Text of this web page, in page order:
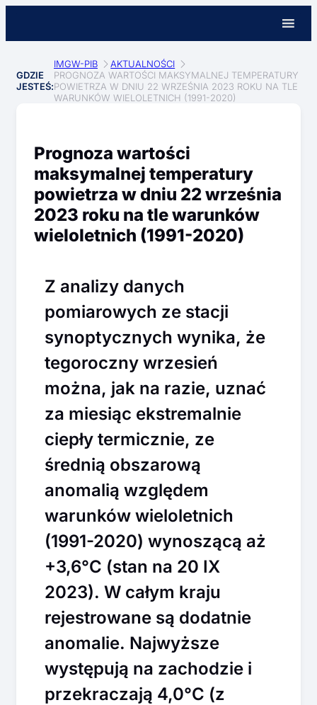
GDZIE
JESTEŚ:
IMGW-PIB
AKTUALNOŚCI
PROGNOZA WARTOŚCI MAKSYMALNEJ TEMPERATURY
POWIETRZA W DNIU 22 WRZEŚNIA 2023 ROKU NA TLE
WARUNKÓW WIELOLETNICH (1991-2020)
Prognoza wartości
maksymalnej temperatury
powietrza w dniu 22 września
2023 roku na tle warunków
wieloletnich (1991-2020)
Z analizy danych
pomiarowych ze stacji
synoptycznych wynika, że
tegoroczny wrzesień
można, jak na razie, uznać
za miesiąc ekstremalnie
ciepły termicznie, ze
średnią obszarową
anomalią względem
warunków wieloletnich
(1991-2020) wynoszącą aż
+3,6°C (stan na 20 IX
2023). W całym kraju
rejestrowane są dodatnie
anomalie. Najwyższe
występują na zachodzie i
przekraczają 4,0°C (z